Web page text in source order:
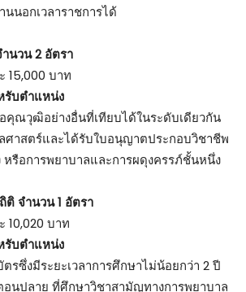
นอกเวลาราชการได้
นวน 2 อัตรา
15,000 บาท
รับตำแหน่ง
ณวุฒิอย่างอื่นที่เทียบได้ในระดับเดียวกัน
ศาสตร์และได้รับใบอนุญาตประกอบวิชาชีพ
รือการพยาบาลและการผดุงครรภ์ชั้นหนึ่ง
ติ จำนวน 1 อัตรา
10,020 บาท
รับตำแหน่ง
รซึ่งมีระยะเวลาการศึกษาไม่น้อยกว่า 2 ปี
นปลาย ที่ศึกษาวิชาสามัญทางการพยาบาล